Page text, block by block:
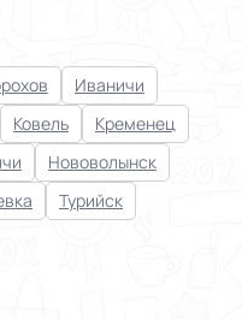
Иваничи
Ковель
Кременец
Нововолынск
Турийск